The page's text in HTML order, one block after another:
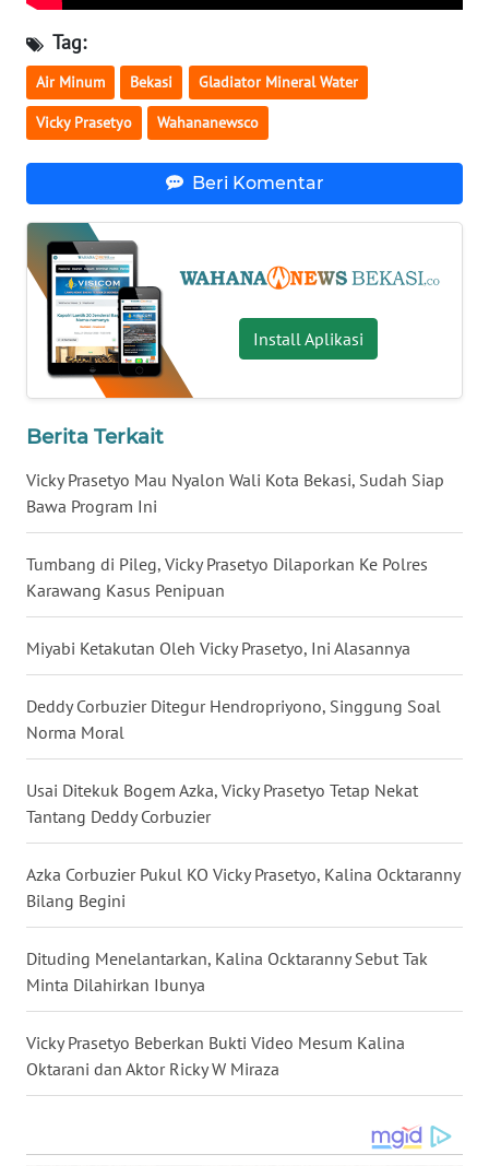
Tag:
Air Minum Bekasi Gladiator Mineral Water
Vicky Prasetyo Wahananewsco
Beri Komentar
Install Aplikasi
Berita Terkait
Vicky Prasetyo Mau Nyalon Wali Kota Bekasi, Sudah Siap
Bawa Program Ini
Tumbang di Pileg, Vicky Prasetyo Dilaporkan Ke Polres
Karawang Kasus Penipuan
Miyabi Ketakutan Oleh Vicky Prasetyo, Ini Alasannya
Deddy Corbuzier Ditegur Hendropriyono, Singgung Soal
Norma Moral
Usai Ditekuk Bogem Azka, Vicky Prasetyo Tetap Nekat
Tantang Deddy Corbuzier
Azka Corbuzier Pukul KO Vicky Prasetyo, Kalina Ocktaranny
Bilang Begini
Dituding Menelantarkan, Kalina Ocktaranny Sebut Tak
Minta Dilahirkan Ibunya
Vicky Prasetyo Beberkan Bukti Video Mesum Kalina
Oktarani dan Aktor Ricky W Miraza
WN
KALTARA
WN
KALTIM
WN
SULSEL
WN
GORONTALO
SULUT
WN
MALUKU
WN
MALUT
WN
DAIRI
DANAU
TOBA
WN
NIAS
WN
LANGKAT
WN
TAPANULI
SELATAN